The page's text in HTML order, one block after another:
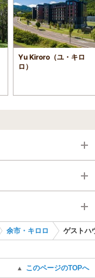
Yu Kiroro（ユ・キロ
ロ）
余市・キロロ ゲストハ
▲ このページのTOPへ